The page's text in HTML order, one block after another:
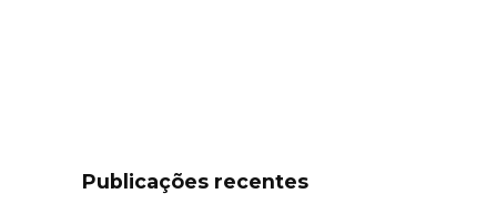
Publicações recentes